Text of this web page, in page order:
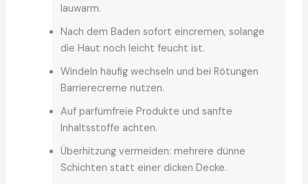
lauwarm.
Nach dem Baden sofort eincremen, solange
die Haut noch leicht feucht ist.
Windeln häufig wechseln und bei Rötungen
Barrierecreme nutzen.
Auf parfümfreie Produkte und sanfte
Inhaltsstoffe achten.
Überhitzung vermeiden: mehrere dünne
Schichten statt einer dicken Decke.